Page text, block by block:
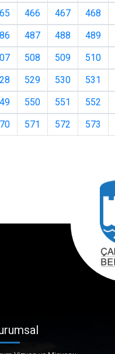
466 467 468
487 488 489
508 509 510
529 530 531
550 551 552
571 572 573